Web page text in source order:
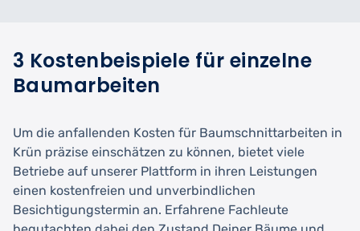
3 Kostenbeispiele für einzelne
Baumarbeiten
Um die anfallenden Kosten für Baumschnittarbeiten in
Krün präzise einschätzen zu können, bietet viele
Betriebe auf unserer Plattform in ihren Leistungen
einen kostenfreien und unverbindlichen
Besichtigungstermin an. Erfahrene Fachleute